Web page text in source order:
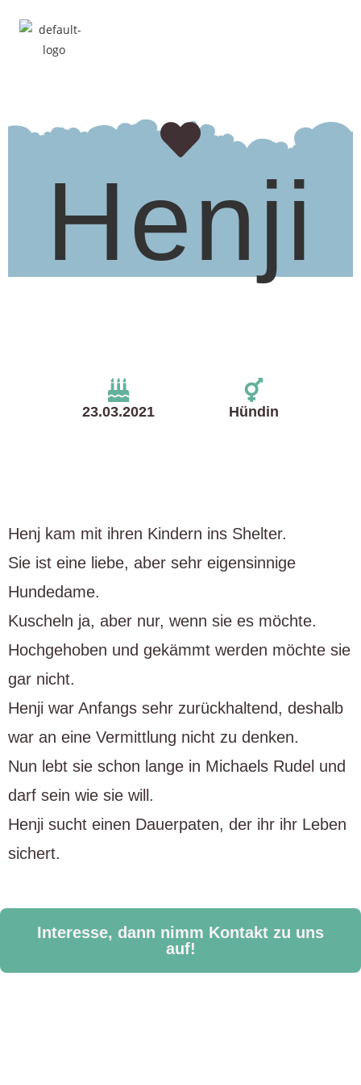
Henji
23.03.2021 Hündin
Henj kam mit ihren Kindern ins Shelter.
Sie ist eine liebe, aber sehr eigensinnige
Hundedame.
Kuscheln ja, aber nur, wenn sie es möchte.
Hochgehoben und gekämmt werden möchte sie
gar nicht.
Henji war Anfangs sehr zurückhaltend, deshalb
war an eine Vermittlung nicht zu denken.
Nun lebt sie schon lange in Michaels Rudel und
darf sein wie sie will.
Henji sucht einen Dauerpaten, der ihr ihr Leben
sichert.
Interesse, dann nimm Kontakt zu uns
auf!